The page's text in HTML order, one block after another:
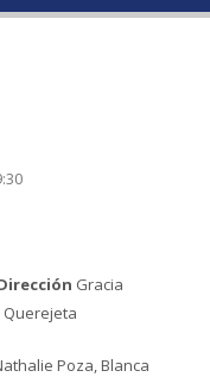
Gracia
Querejeta
Poza, Blanca